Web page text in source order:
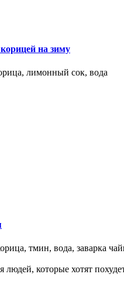
на зиму
лимонный сок, вода
тмин, вода, заварка
которые хотят